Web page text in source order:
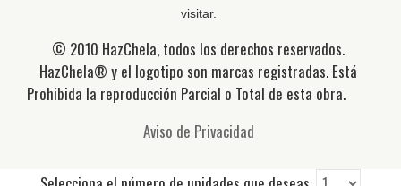
visitar.
© 2010 HazChela, todos los derechos reservados.
HazChela® y el logotipo son marcas registradas. Está
Prohibida la reproducción Parcial o Total de esta obra.
Aviso de Privacidad